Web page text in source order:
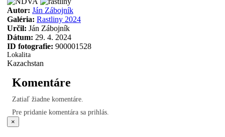
Autor: Ján Zábojník
Galéria: Rastliny 2024
Určil: Ján Zábojník
Dátum: 29. 4. 2024
ID fotografie: 900001528
Lokalita
Kazachstan
Komentáre
Zatiaľ žiadne komentáre.
Pre pridanie komentára sa prihlás.
×